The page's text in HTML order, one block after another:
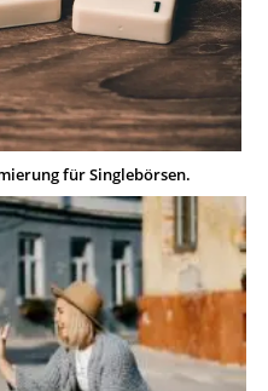
für Singlebörsen.